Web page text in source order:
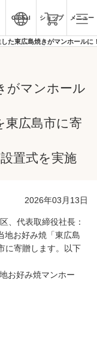
Global ショップ メニュー
した東広島焼きがマンホール
がマンホール
東広島市に寄
置式を実施
2026年03月13日
、代表取締役社長：
地お好み焼「東広島
に寄贈します。以下
お好み焼マンホー